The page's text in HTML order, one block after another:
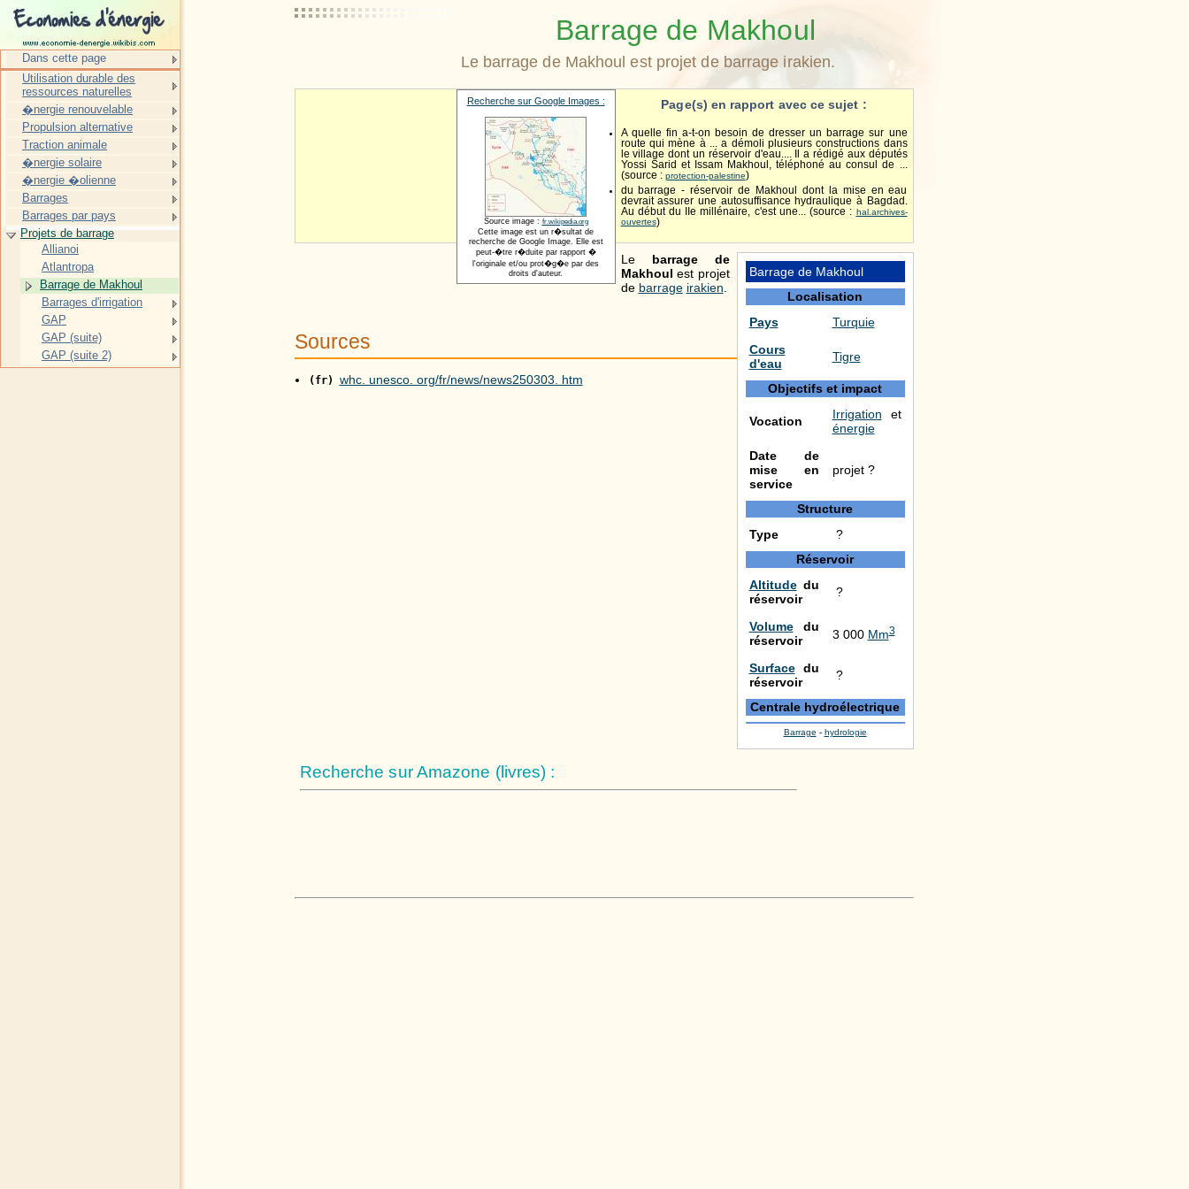
Barrage de Makhoul
Le barrage de Makhoul est projet de barrage irakien.
Recherche sur Google Images :
Source image : fr.wikipedia.org
Cette image est un r�sultat de
recherche de Google Image. Elle est
peut-�tre r�duite par rapport �
l'originale et/ou prot�g�e par des
droits d'auteur.
Page(s) en rapport avec ce sujet :
A quelle fin a-t-on besoin de dresser un barrage sur une
route qui mène à ... a démoli plusieurs constructions dans
le village dont un réservoir d'eau.... Il a rédigé aux députés
Yossi Sarid et Issam Makhoul, téléphoné au consul de ...
(source : protection-palestine)
du barrage - réservoir de Makhoul dont la mise en eau
devrait assurer une autosuffisance hydraulique à Bagdad.
Au début du IIe millénaire, c'est une... (source : hal.archives-
ouvertes)
Barrage de Makhoul
Localisation
Pays
Turquie
Cours
d'eau
Tigre
Objectifs et impact
Vocation Irrigation et
énergie
Date de
mise en
service
projet ?
Structure
Type
?
Réservoir
Altitudedu
réservoir
?
Volumedu
réservoir
3 000 Mm3
Surfacedu
réservoir
?
Centrale hydroélectrique
Barrage - hydrologie
Le barrage de
Makhoul est projet
de barrage irakien
Sources
(fr) whc. unesco. org/fr/news/news250303. htm
Recherche sur Amazone (livres) :
Dans cette page
Utilisation durable des
ressources naturelles
�nergie renouvelable
Propulsion alternative
Traction animale
�nergie solaire
�nergie �olienne
Barrages
Barrages par pays
Projets de barrage
Allianoi
Atlantropa
Barrage de Makhoul
Barrages d'irrigation
GAP
GAP (suite)
GAP (suite 2)